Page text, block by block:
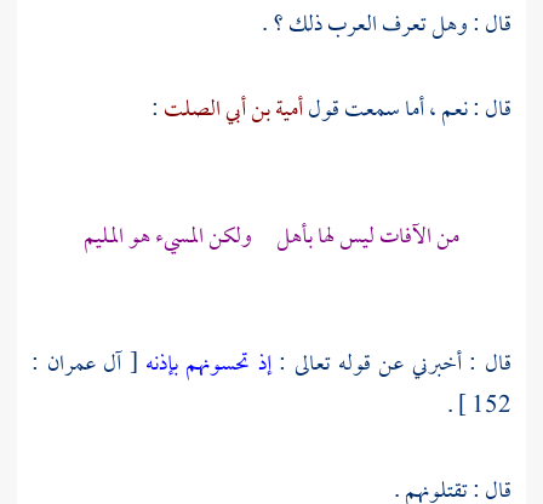
قال : وهل تعرف العرب ذلك ؟ .
قال : نعم ، أما سمعت قولأمية بن أبي الصلت:
من الآفات ليس لها بأهل ولكن المسيء هو المليم
قال : أخبرني عن قوله تعالى :إذ تحسونهم بإذنه [ آل عمران :
152 ] .
قال : تقتلونهم .